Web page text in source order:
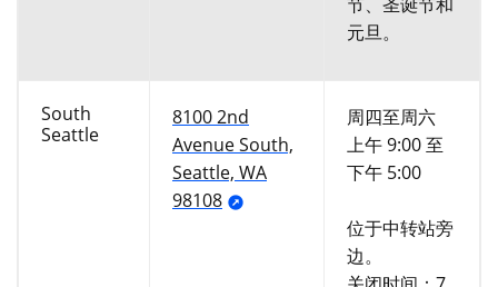
元旦。
South
Seattle
8100 2nd
Avenue South,
Seattle, WA
98108
周四至周六
上午 9:00 至
下午 5:00
位于中转站旁
边。